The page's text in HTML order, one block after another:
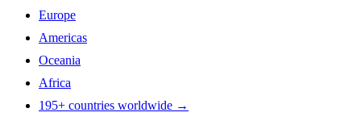
Europe
Americas
Oceania
Africa
195+ countries worldwide →